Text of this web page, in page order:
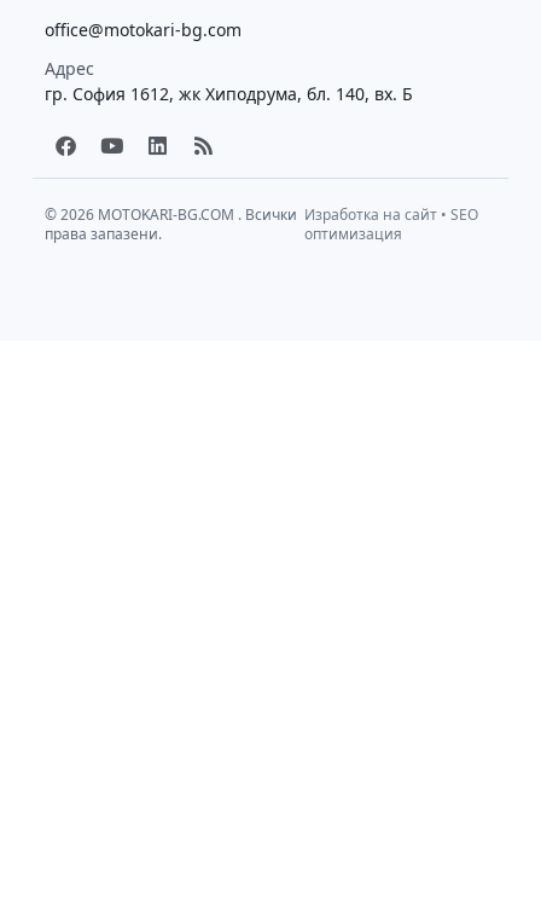
office@motokari-bg.com
Адрес
гр. София 1612, жк Хиподрума, бл. 140, вх. Б
F
a
c
b
o
Y
o
u
u
b
L
i
n
e
d
R
s
s
© 2026 MOTOKARI-BG.COM . Всички
права запазени.
Изработка на сайт •SEO
оптимизация